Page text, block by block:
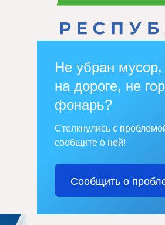
Не убран
на дороге, не
фонарь?
Столкнулись с
сообщите о ней!
Сообщить о